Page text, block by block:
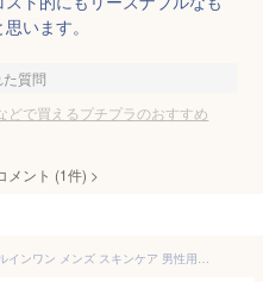
います。
質問
どで買えるプチプラのおすすめ
メント (1件) >
サントリー VARON ヴァロン オールインワン メンズ スキンケア 男性用化粧水 (40ml, Original)